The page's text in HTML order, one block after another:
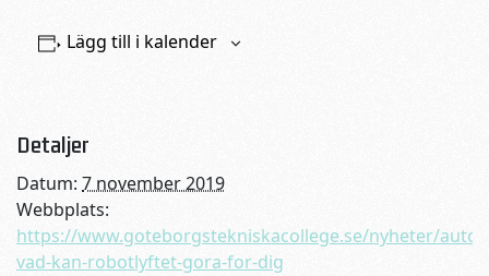
Lägg till i kalender
Detaljer
Datum: 7 november 2019
Webbplats:
https://www.goteborgstekniskacollege.se/nyheter/
vad-kan-robotlyftet-gora-for-dig